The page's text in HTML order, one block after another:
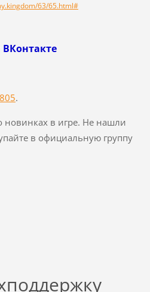
63/65.html#
.
в игре. Не нашли
в официальную группу